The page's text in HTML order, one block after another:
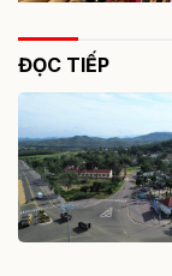
ĐỌC TIẾP